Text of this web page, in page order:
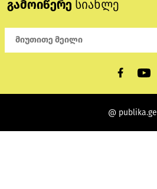
გამოიწერე სიახლე
@ publika.ge